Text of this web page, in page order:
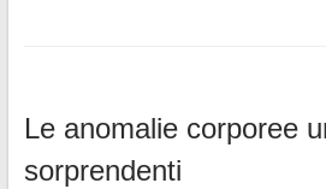
Le anomalie corporee
sorprendenti